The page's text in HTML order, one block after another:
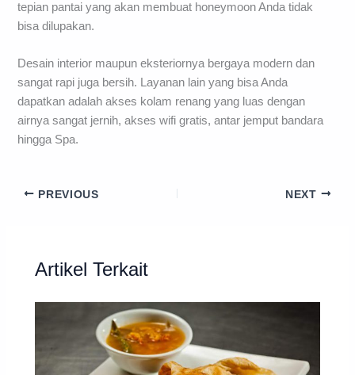
tepian pantai yang akan membuat honeymoon Anda tidak
bisa dilupakan.
Desain interior maupun eksteriornya bergaya modern dan
sangat rapi juga bersih. Layanan lain yang bisa Anda
dapatkan adalah akses kolam renang yang luas dengan
airnya sangat jernih, akses wifi gratis, antar jemput bandara
hingga Spa.
PREVIOUS NEXT
Artikel Terkait